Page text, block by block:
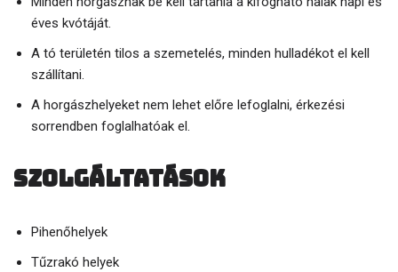
éves kvótáját.
A tó területén tilos a szemetelés, minden hulladékot el kell
szállítani.
A horgászhelyeket nem lehet előre lefoglalni, érkezési
sorrendben foglalhatóak el.
Szolgáltatások
Pihenőhelyek
Tűzrakó helyek